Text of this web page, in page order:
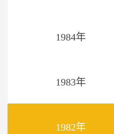
1984年
1983年
1982年